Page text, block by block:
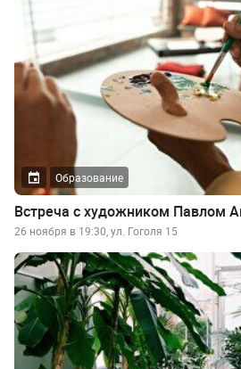
Образование
Встреча с художником Павлом
26 ноября в 19:30, ул. Гоголя 15